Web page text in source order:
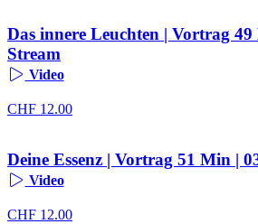
Das innere Leuchten | Vortrag
Stream
Video
CHF 12.00
Deine Essenz | Vortrag 51 Min |
Video
CHF 12.00